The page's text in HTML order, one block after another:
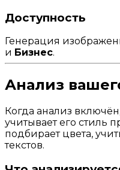
Доступность
Генерация
и Бизнес.
Анализ
Когда анализ
учитывает его стиль
подбирает цвета,
текстов.